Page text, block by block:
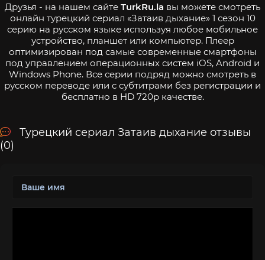
Друзья - на нашем сайте TurkRu.la вы можете смотреть
онлайн турецкий сериал «Затаив дыхание» 1 сезон 10
серию на русском языке используя любое мобильное
устройство, планшет или компьютер. Плеер
оптимизирован под самые современные смартфоны
под управлением операционных систем iOS, Android и
Windows Phone. Все серии подряд можно смотреть в
русском переводе или с субтитрами без регистрации и
бесплатно в HD 720p качестве.
Турецкий сериал Затаив дыхание отзывы
(0)